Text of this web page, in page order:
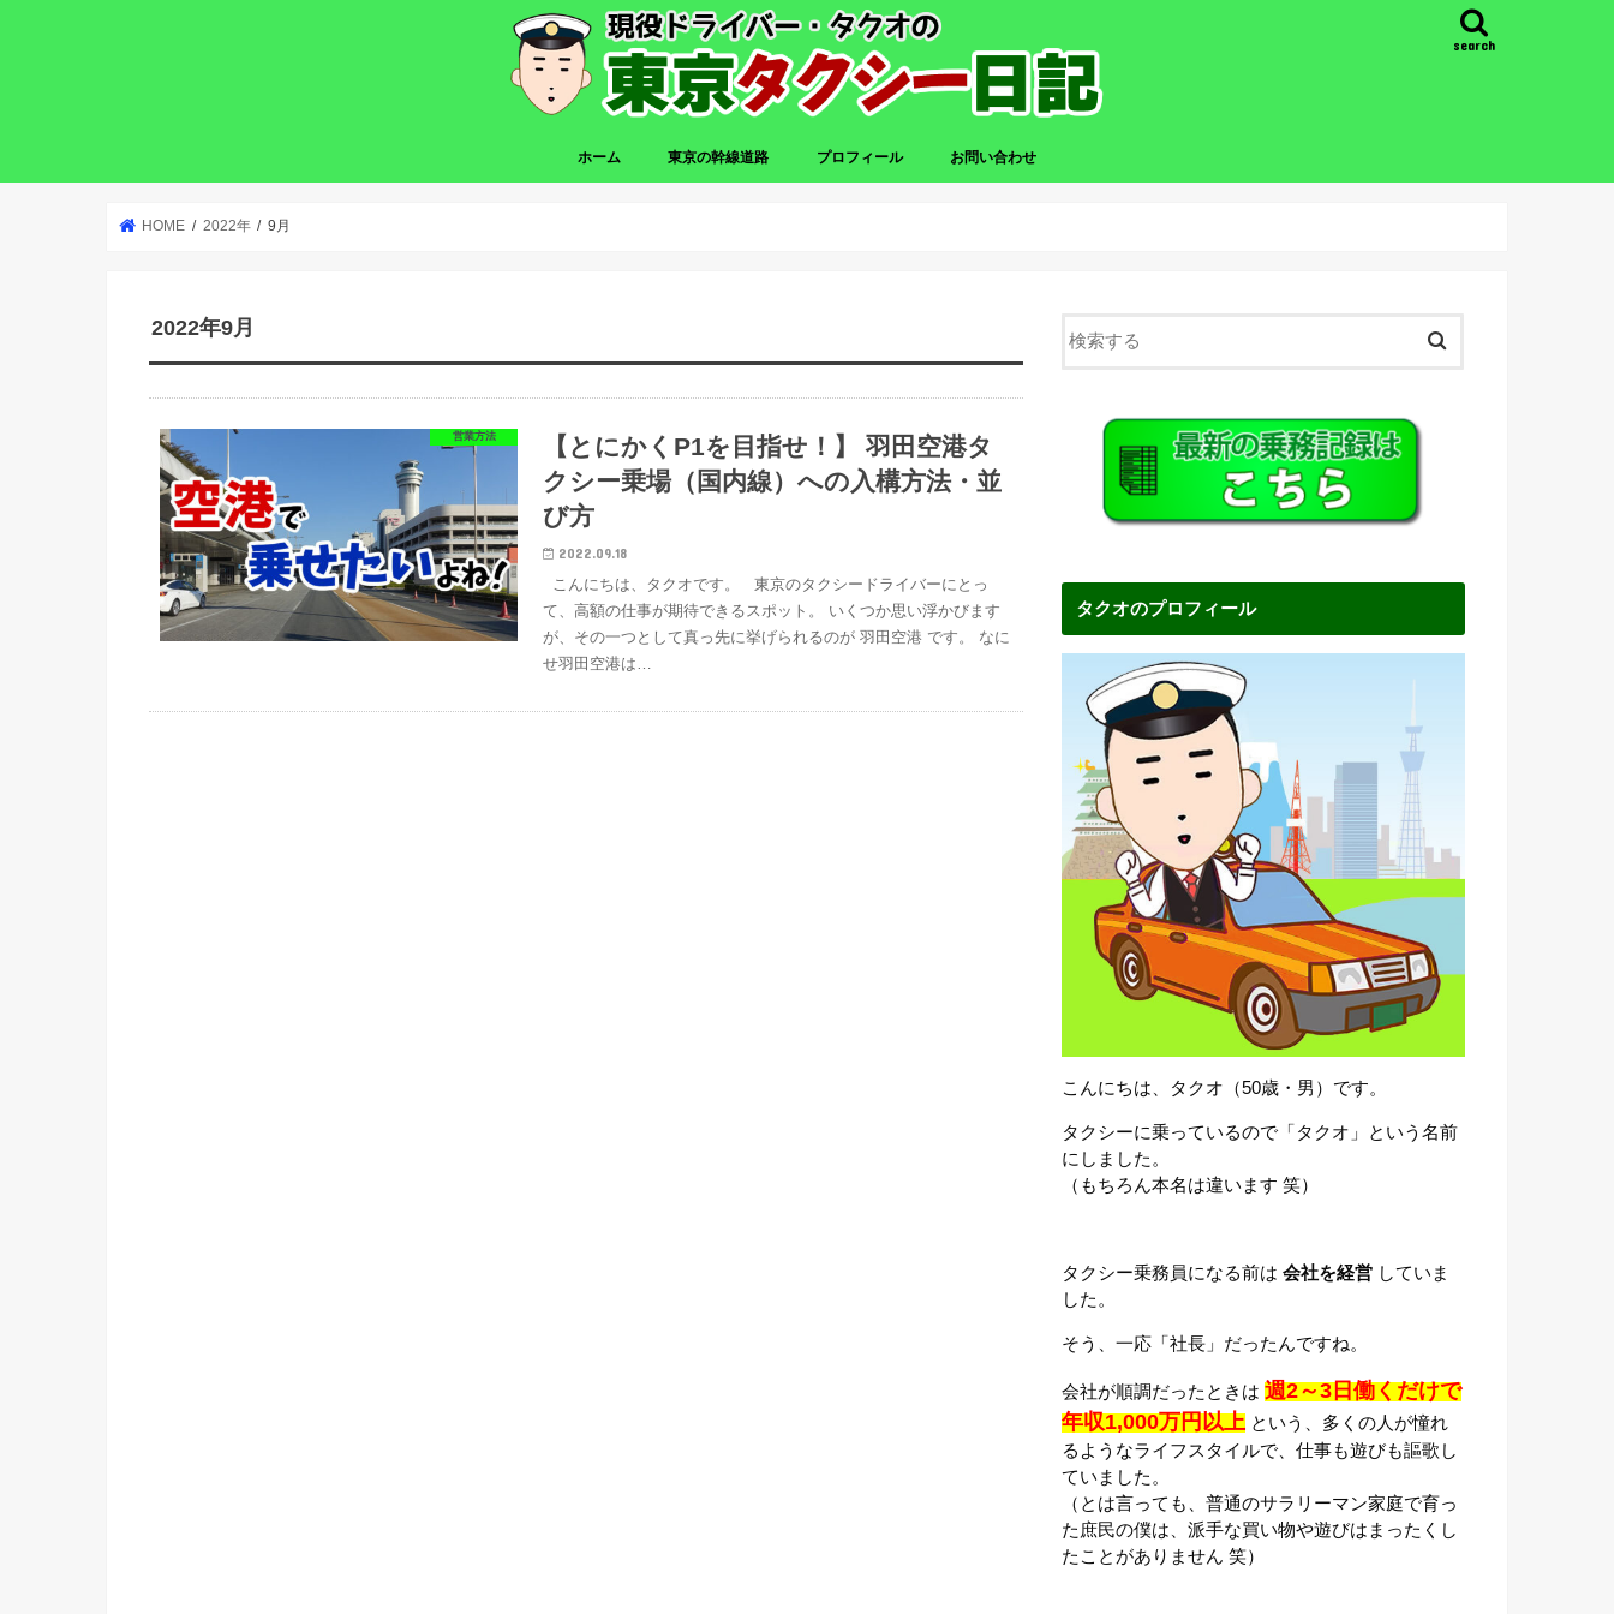
search
ホーム 東京の幹線道路 プロフィール お問い合わせ
HOME 2022年 9月
2022年9月
営業方法
【とにかくP1を目指せ！】 羽田空港タ
クシー乗場（国内線）への入構方法・並
び方
2022.09.18
こんにちは、タクオです。 東京のタクシードライバーにとっ
て、高額の仕事が期待できるスポット。 いくつか思い浮かびます
が、その一つとして真っ先に挙げられるのが 羽田空港 です。 なに
せ羽田空港は…
タクオのプロフィール
こんにちは、タクオ（50歳・男）です。
タクシーに乗っているので「タクオ」という名前
にしました。
（もちろん本名は違います 笑）
タクシー乗務員になる前は 会社を経営 していま
した。
そう、一応「社長」だったんですね。
会社が順調だったときは 週2～3日働くだけで
年収1,000万円以上 という、多くの人が憧れ
るようなライフスタイルで、仕事も遊びも謳歌し
ていました。
（とは言っても、普通のサラリーマン家庭で育っ
た庶民の僕は、派手な買い物や遊びはまったくし
たことがありません 笑）